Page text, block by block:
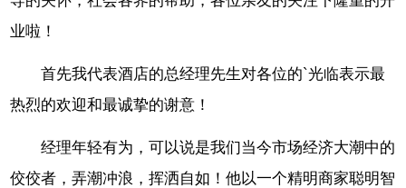
业啦！
首先我代表酒店的总经理先生对各位的`光临表示最
热烈的欢迎和最诚挚的谢意！
经理年轻有为，可以说是我们当今市场经济大潮中的
佼佼者，弄潮冲浪，挥洒自如！他以一个精明商家聪明智